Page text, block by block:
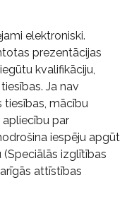
elektroniski.
prezentācijas
kvalifikāciju,
Ja nav
tiesības, mācību
par
iespēju apgūt
izglītības
attīstības